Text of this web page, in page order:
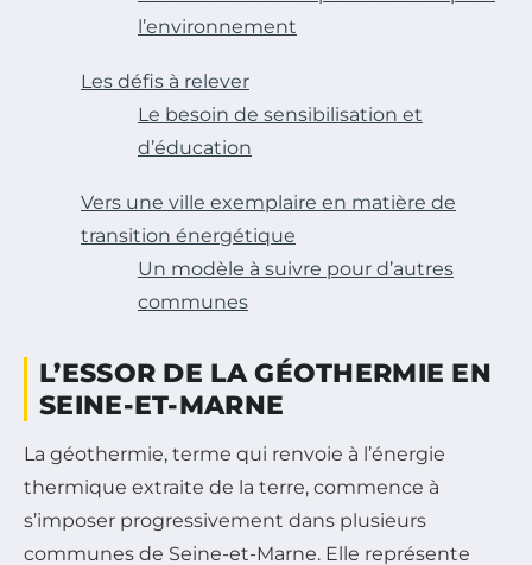
l’environnement
Les défis à relever
Le besoin de sensibilisation et
d’éducation
Vers une ville exemplaire en matière de
transition énergétique
Un modèle à suivre pour d’autres
communes
L’ESSOR DE LA GÉOTHERMIE EN
SEINE-ET-MARNE
La géothermie, terme qui renvoie à l’énergie
thermique extraite de la terre, commence à
s’imposer progressivement dans plusieurs
communes de Seine-et-Marne. Elle représente